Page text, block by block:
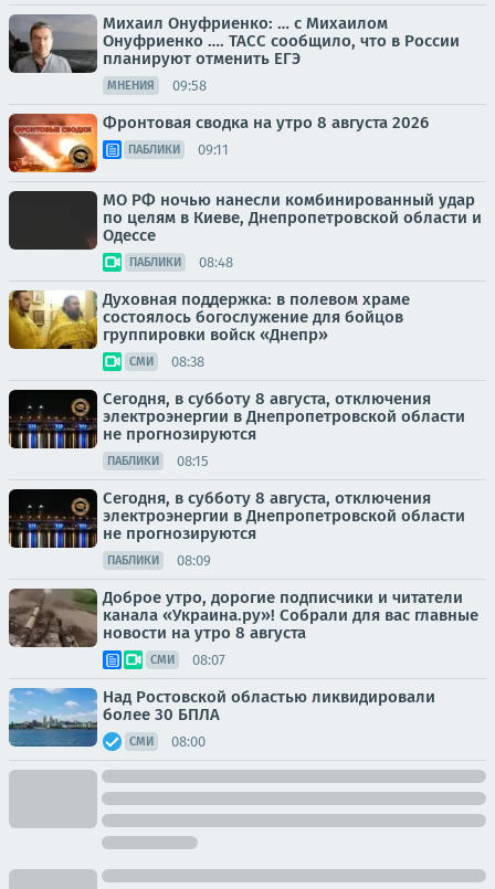
Михаил Онуфриенко: … с Михаилом
Онуфриенко …. ТАСС сообщило, что в России
планируют отменить ЕГЭ
МНЕНИЯ 09:58
Фронтовая сводка на утро 8 августа 2026
ПАБЛИКИ 09:11
МО РФ ночью нанесли комбинированный удар
по целям в Киеве, Днепропетровской области и
Одессе
ПАБЛИКИ 08:48
Духовная поддержка: в полевом храме
состоялось богослужение для бойцов
группировки войск «Днепр»
СМИ 08:38
Сегодня, в субботу 8 августа, отключения
электроэнергии в Днепропетровской области
не прогнозируются
ПАБЛИКИ 08:15
Сегодня, в субботу 8 августа, отключения
электроэнергии в Днепропетровской области
не прогнозируются
ПАБЛИКИ 08:09
Доброе утро, дорогие подписчики и читатели
канала «Украина.ру»! Собрали для вас главные
новости на утро 8 августа
СМИ 08:07
Над Ростовской областью ликвидировали
более 30 БПЛА
СМИ 08:00